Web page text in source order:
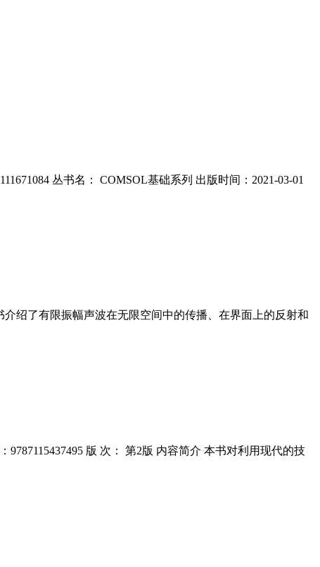
丛书名： COMSOL基础系列 出版时间：2021-03-01
绍了有限振幅声波在无限空间中的传播、在界面上的反射和
版 次： 第2版 内容简介 本书对利用现代的技